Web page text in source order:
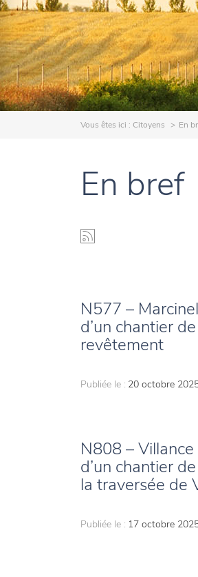
Vous êtes ici : Citoyens En
En bref
N577 –
d’un chantier
revêtement
Publiée le : 20 octobre
N808 –
d’un chantier
la traversée de
Publiée le : 17 octobre